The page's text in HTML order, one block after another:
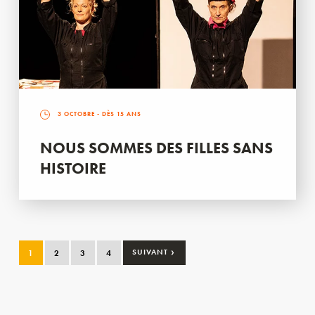
3 OCTOBRE - DÈS 15 ANS
NOUS SOMMES DES FILLES SANS
HISTOIRE
1 2 3 4 SUIVANT ›